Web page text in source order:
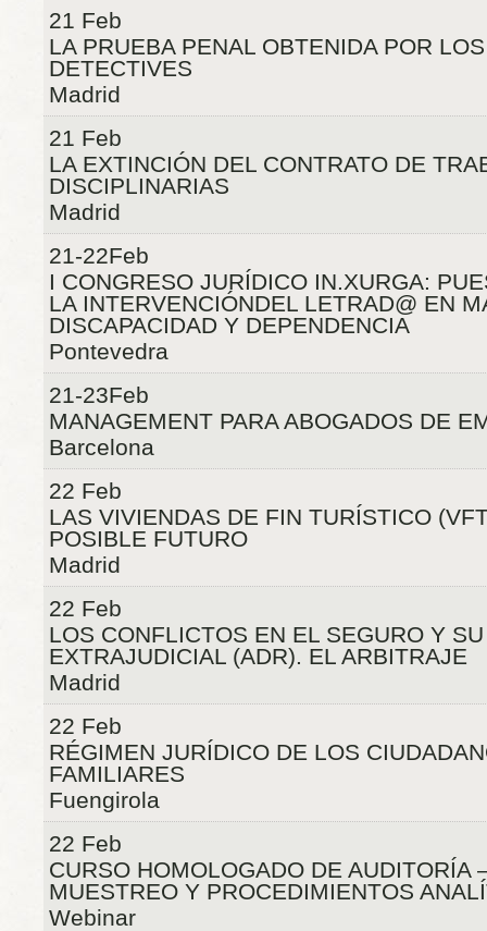
21 Feb
LA PRUEBA PENAL OBTENIDA POR
DETECTIVES
Madrid
21 Feb
LA EXTINCIÓN DEL CONTRATO DE
DISCIPLINARIAS
Madrid
21-22Feb
I CONGRESO JURÍDICO IN.XURGA:
LA INTERVENCIÓNDEL LETRAD@ EN
DISCAPACIDAD Y DEPENDENCIA
Pontevedra
21-23Feb
MANAGEMENT PARA ABOGADOS DE
Barcelona
22 Feb
LAS VIVIENDAS DE FIN TURÍSTICO
POSIBLE FUTURO
Madrid
22 Feb
LOS CONFLICTOS EN EL SEGURO Y
EXTRAJUDICIAL (ADR). EL ARBITRAJE
Madrid
22 Feb
RÉGIMEN JURÍDICO DE LOS
FAMILIARES
Fuengirola
22 Feb
CURSO HOMOLOGADO DE AUDITORÍA
MUESTREO Y PROCEDIMIENTOS
Webinar